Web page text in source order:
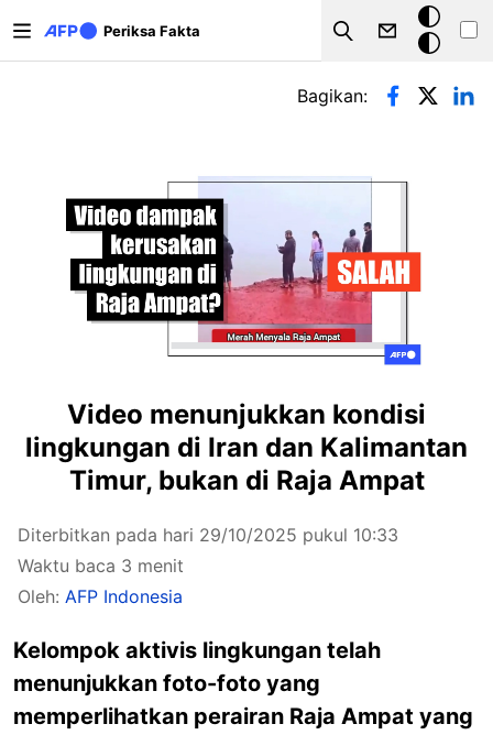
Periksa Fakta
Search
Mode
gelap
Tab primer
Bagikan:
Video menunjukkan kondisi
lingkungan di Iran dan Kalimantan
Timur, bukan di Raja Ampat
Diterbitkan pada hari 29/10/2025 pukul 10:33
Waktu baca 3 menit
Oleh: AFP Indonesia
Kelompok aktivis lingkungan telah
menunjukkan foto-foto yang
memperlihatkan perairan Raja Ampat yang